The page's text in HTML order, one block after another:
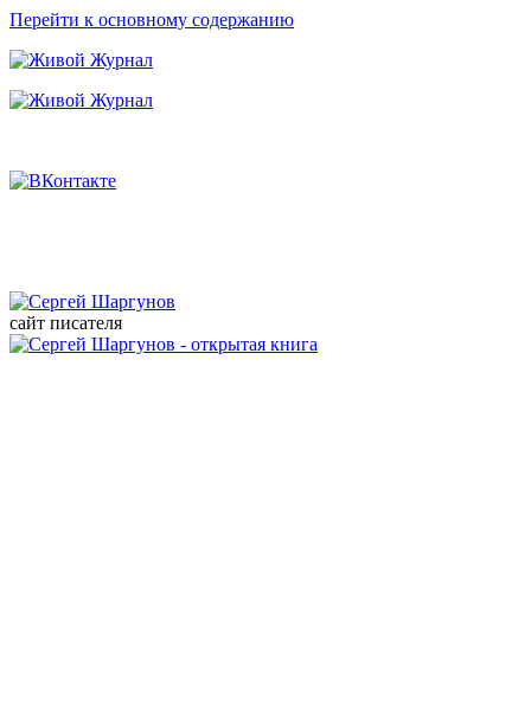
Перейти к основному содержанию
сайт писателя